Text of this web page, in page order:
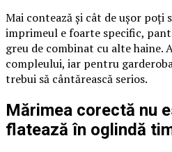
Mai contează și cât de ușor poți
imprimeul e foarte specific,
greu de combinat cu alte haine.
compleului, iar pentru
trebui să cântărească serios.
Mărimea corectă nu
flatează în oglindă